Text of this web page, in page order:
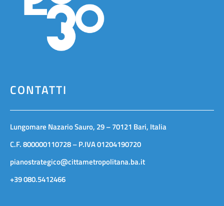
CONTATTI
Lungomare Nazario Sauro, 29 – 70121 Bari, Italia
C.F. 800000110728 – P.IVA 01204190720
pianostrategico@cittametropolitana.ba.it
+39 080.5412466